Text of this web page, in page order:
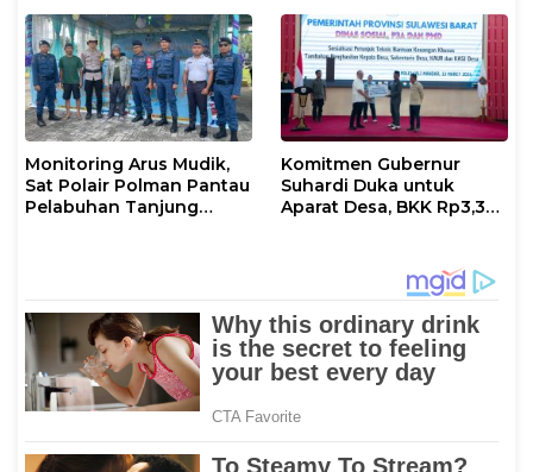
Monitoring Arus Mudik,
Sat Polair Polman Pantau
Pelabuhan Tanjung
Komitmen Gubernur
Suhardi Duka untuk
Aparat Desa, BKK Rp3,3